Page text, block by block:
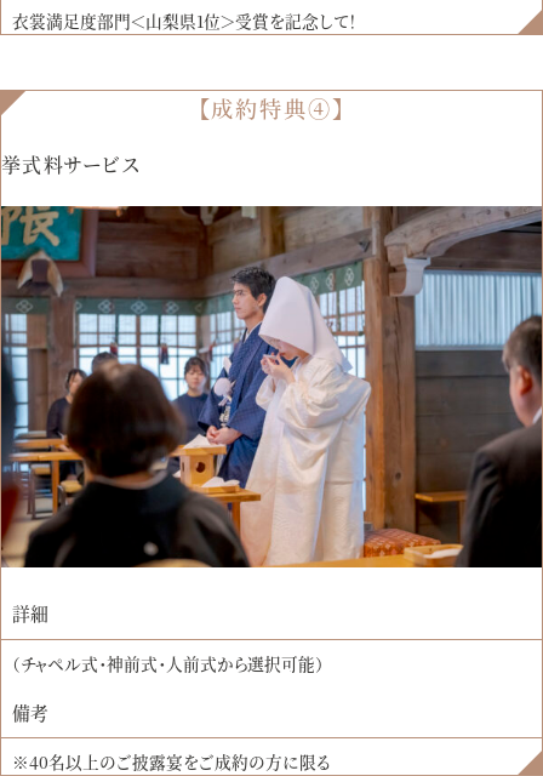
衣裳満足度部門＜山梨県1位＞受賞を記念して！
【成約特典④】
挙式料サービス
詳細
（チャペル式・神前式・人前式から選択可能）
備考
※40名以上のご披露宴をご成約の方に限る